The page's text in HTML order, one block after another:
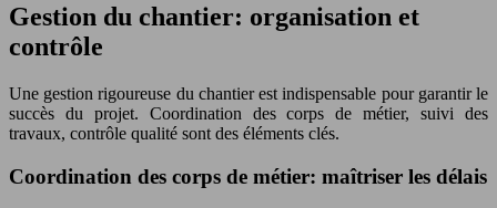
Gestion du chantier: organisation et
contrôle
Une gestion rigoureuse du chantier est indispensable pour garantir le
succès du projet. Coordination des corps de métier, suivi des
travaux, contrôle qualité sont des éléments clés.
Coordination des corps de métier: maîtriser les délais